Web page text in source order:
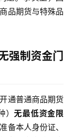
品期货与特殊品
强制资金门
通普通商品期货
）无最低资金限
备本人身份证、